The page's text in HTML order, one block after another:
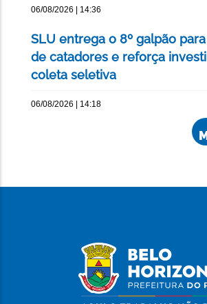
06/08/2026 | 14:36
SLU entrega o 8º galpão
de catadores e reforça
coleta seletiva
06/08/2026 | 14:18